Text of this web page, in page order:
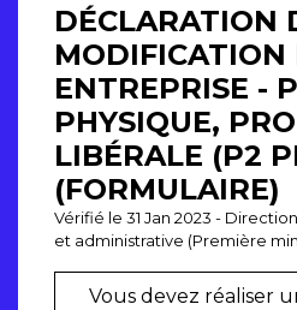
DÉCLARATION
MODIFICATION
ENTREPRISE -
PHYSIQUE,
LIBÉRALE (P2
(FORMULAIRE)
Vérifié le 31 Jan 2023 -
et administrative (Première
Vous devez réaliser